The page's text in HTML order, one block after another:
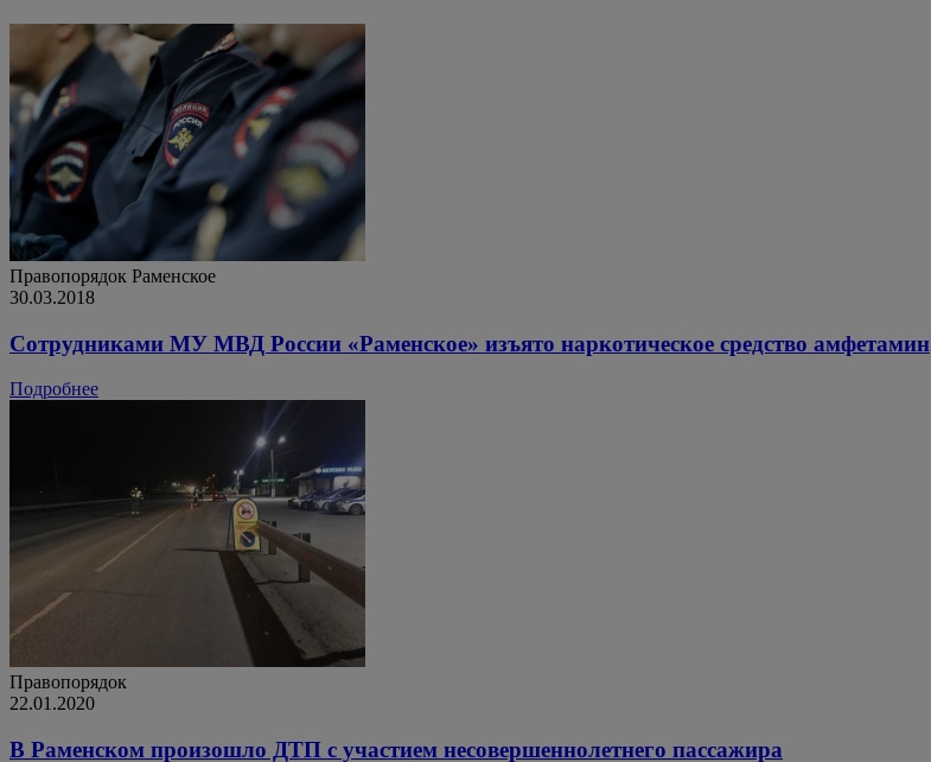
Правопорядок Раменское
30.03.2018
Сотрудниками МУ МВД России «Раменское» изъято наркотическое средство амфетамин
Подробнее
Правопорядок
22.01.2020
В Раменском произошло ДТП с участием несовершеннолетнего пассажира